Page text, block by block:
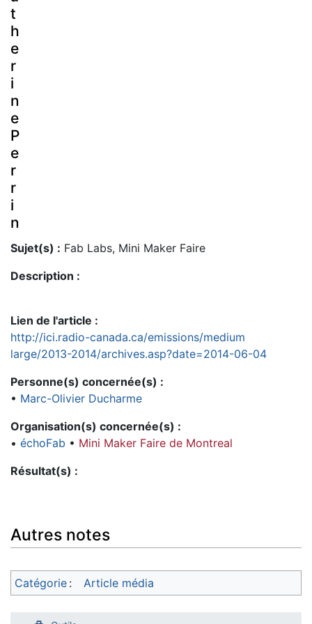
t
h
e
r
i
n
e
P
e
r
r
i
n
Sujet(s) : Fab Labs, Mini Maker Faire
Description :
Lien de l'article :
http://ici.radio-canada.ca/emissions/medium
large/2013-2014/archives.asp?date=2014-06-04
Personne(s) concernée(s) :
• Marc-Olivier Ducharme
Organisation(s) concernée(s) :
• échoFab • Mini Maker Faire de Montreal
Résultat(s) :
Autres notes
Catégorie : Article média